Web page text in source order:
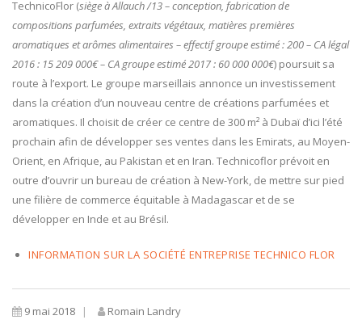
TechnicoFlor (siège à Allauch /13 – conception, fabrication de
compositions parfumées, extraits végétaux, matières premières
aromatiques et arômes alimentaires – effectif groupe estimé : 200 – CA légal
2016 : 15 209 000€ – CA groupe estimé 2017 : 60 000 000€) poursuit sa
route à l’export. Le groupe marseillais annonce un investissement
dans la création d’un nouveau centre de créations parfumées et
aromatiques. Il choisit de créer ce centre de 300 m² à Dubaï d’ici l’été
prochain afin de développer ses ventes dans les Emirats, au Moyen-
Orient, en Afrique, au Pakistan et en Iran. Technicoflor prévoit en
outre d’ouvrir un bureau de création à New-York, de mettre sur pied
une filière de commerce équitable à Madagascar et de se
développer en Inde et au Brésil.
INFORMATION SUR LA SOCIÉTÉ ENTREPRISE TECHNICO FLOR
9 mai 2018 Romain Landry